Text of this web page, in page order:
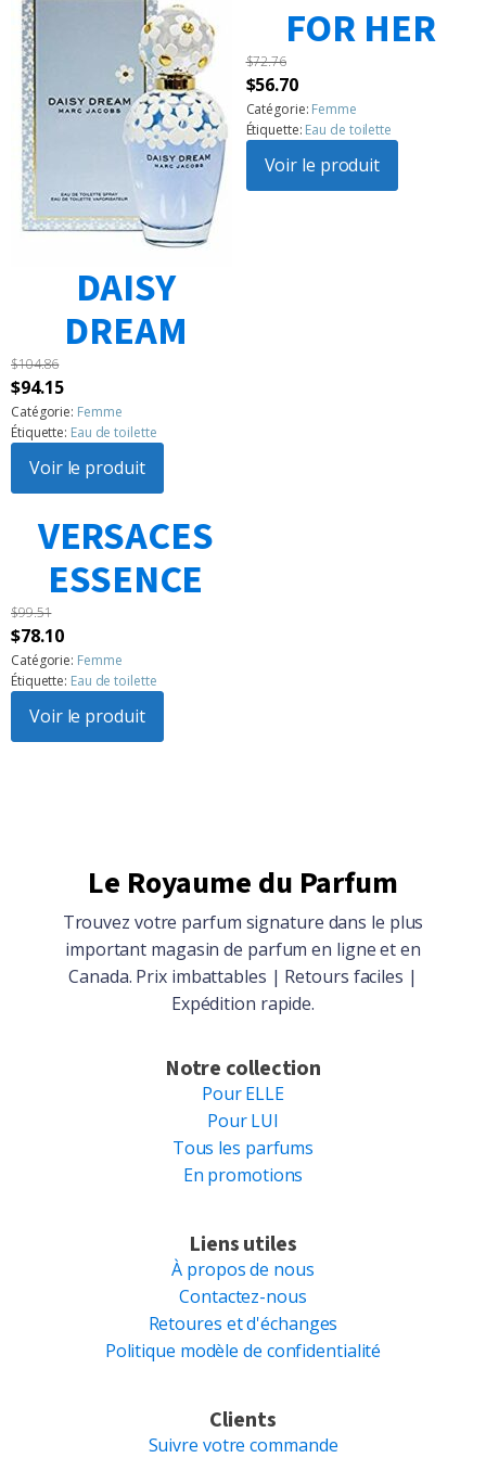
DAISY
DREAM
$104.86
Le
prix
initial
était :
$104.86.
$94.15Le
prix
actuel
est :
$94.15.
Catégorie: Femme
Étiquette: Eau de toilette
Voir le produit
FOR HER
$72.76
Le
prix
initial
était :
$72.76.
$56.70Le
prix
actuel
est :
$56.70.
Catégorie: Femme
Étiquette: Eau de toilette
Voir le produit
VERSACES
ESSENCE
$99.51
Le
prix
initial
était :
$99.51.
$78.10Le
prix
actuel
est :
$78.10.
Catégorie: Femme
Étiquette: Eau de toilette
Voir le produit
Le Royaume du Parfum
Trouvez votre parfum signature dans le plus
important magasin de parfum en ligne et en
Canada. Prix imbattables | Retours faciles |
Expédition rapide.
Notre collection
Pour ELLE
Pour LUI
Tous les parfums
En promotions
Liens utiles
À propos de nous
Contactez-nous
Retoures et d'échanges
Politique modèle de confidentialité
Clients
Suivre votre commande